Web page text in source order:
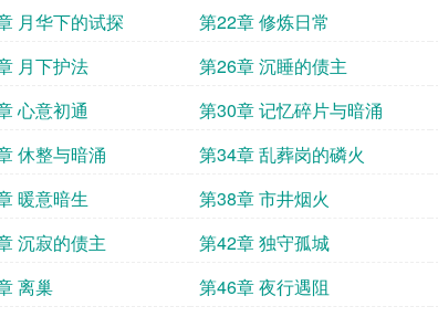
月华下的试探
第22章 修炼日常
月下护法
第26章 沉睡的债主
心意初通
第30章 记忆碎片与暗涌
休整与暗涌
第34章 乱葬岗的磷火
暖意暗生
第38章 市井烟火
沉寂的债主
第42章 独守孤城
离巢
第46章 夜行遇阻